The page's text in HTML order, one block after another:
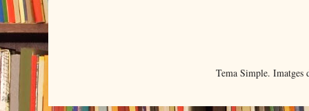
Tema Simple. Imatges